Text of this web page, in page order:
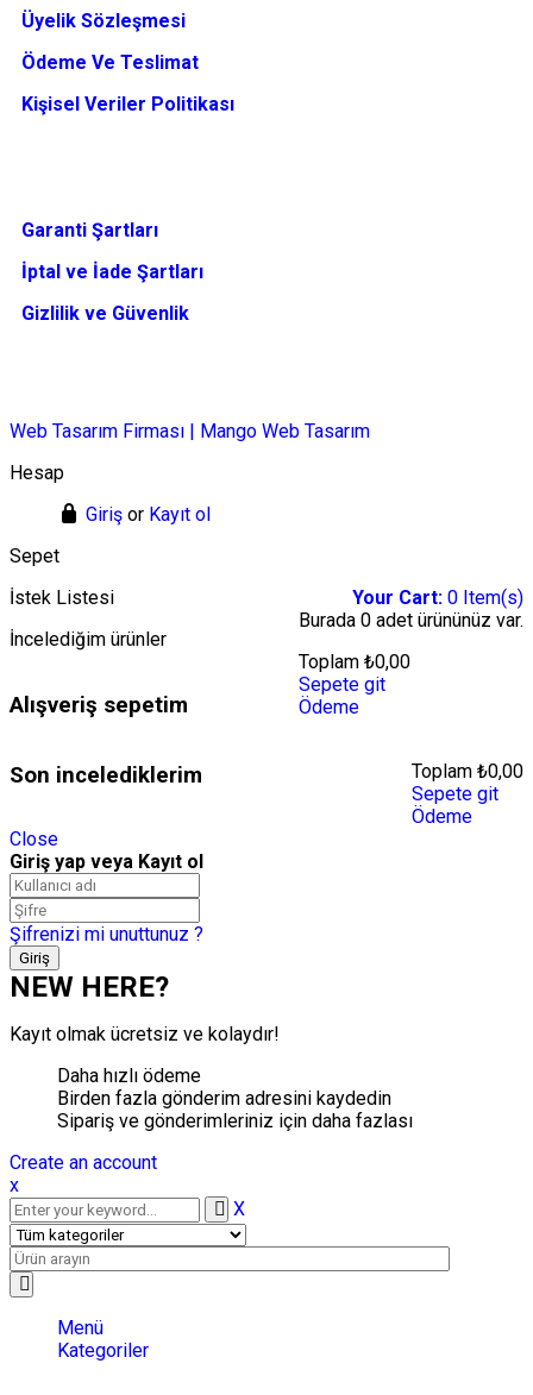
Üyelik Sözleşmesi
Ödeme Ve Teslimat
Kişisel Veriler Politikası
Garanti Şartları
İptal ve İade Şartları
Gizlilik ve Güvenlik
Web Tasarım Firması | Mango Web Tasarım
Hesap
Giriş or Kayıt ol
Sepet
Your Cart: 0 Item(s)
Burada 0 adet ürününüz var.
Toplam ₺0,00
Sepete git
Ödeme
İstek Listesi
İncelediğim ürünler
Alışveriş sepetim
Toplam ₺0,00
Sepete git
Ödeme
Son incelediklerim
Close
Giriş yap veya Kayıt ol
Şifrenizi mi unuttunuz ?
NEW HERE?
Kayıt olmak ücretsiz ve kolaydır!
Daha hızlı ödeme
Birden fazla gönderim adresini kaydedin
Sipariş ve gönderimleriniz için daha fazlası
Create an account
x
X
Menü
Kategoriler